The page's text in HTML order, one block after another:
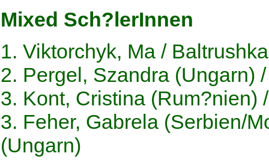
Mixed Sch?lerInnen
1. Viktorchyk, Ma /
2. Pergel, Szandra (Ungarn)
3. Kont, Cristina (Rum?nien)
3. Feher, Gabrela (Serbien/
(Ungarn)